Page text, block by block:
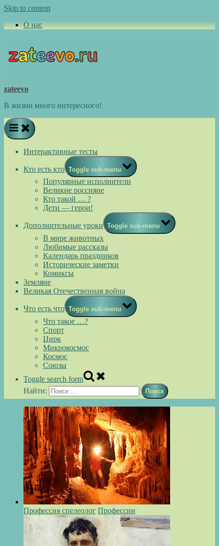
Skip to content
О нас
zateevo
В жизни много интересного!
Интерактивные тесты
Кто есть кто Toggle sub-menu
Популярные исполнители
Великие россияне
Кто такой … ?
Дети — герои!
Дополнительные уроки Toggle sub-menu
В мире животных
Любимые рассказы
Календарь праздников
Исторические заметки
Комиксы
Земляне
Великая Отечественная война
Что есть что Toggle sub-menu
Что такое …?
Спорт
Цирк
Микрокосмос
Космос
Союзы
Toggle search form
Найти:
Профессия спелеолог Профессии